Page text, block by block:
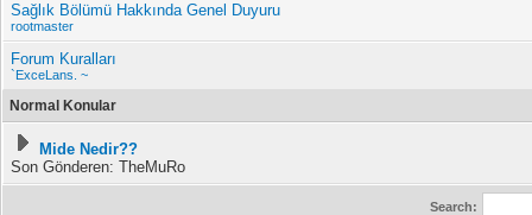
Sağlık Bölümü Hakkında Genel Duyuru
rootmaster
Forum Kuralları
`ExceLans. ~
Normal Konular
Mide Nedir??
Son Gönderen: TheMuRo
Search: